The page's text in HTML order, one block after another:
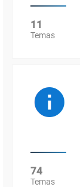
11
Temas
74
Temas